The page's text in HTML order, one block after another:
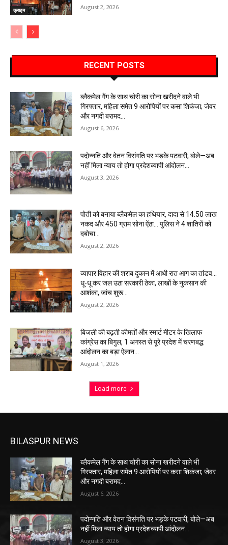
क्राइम August 2, 2026
RECENT POSTS
ब्लैकमेल गैंग के साथ चोरी का सोना खरीदने वाले भी
गिरफ्तार, महिला समेत 9 आरोपियों पर कसा शिकंजा; जेवर
और नगदी बरामद…
August 6, 2026
पदोन्नति और वेतन विसंगति पर भड़के पटवारी, बोले—अब
नहीं मिला न्याय तो होगा प्रदेशव्यापी आंदोलन…
August 3, 2026
पोती को बनाया ब्लैकमेल का हथियार, दादा से 14.50 लाख
नकद और 450 ग्राम सोना ऐंठा… पुलिस ने 4 शातिरों को
दबोचा…
August 2, 2026
व्यापार विहार की शराब दुकान में आधी रात आग का तांडव…
धू-धू कर जल उठा सरकारी ठेका, लाखों के नुकसान की
आशंका, जांच शुरू…
August 2, 2026
बिजली की बढ़ती कीमतों और स्मार्ट मीटर के खिलाफ
कांग्रेस का बिगुल, 1 अगस्त से पूरे प्रदेश में चरणबद्ध
आंदोलन का बड़ा ऐलान…
August 1, 2026
Load more
BILASPUR NEWS
ब्लैकमेल गैंग के साथ चोरी का सोना खरीदने वाले भी
गिरफ्तार, महिला समेत 9 आरोपियों पर कसा शिकंजा; जेवर
और नगदी बरामद…
August 6, 2026
पदोन्नति और वेतन विसंगति पर भड़के पटवारी, बोले—अब
नहीं मिला न्याय तो होगा प्रदेशव्यापी आंदोलन…
August 3, 2026